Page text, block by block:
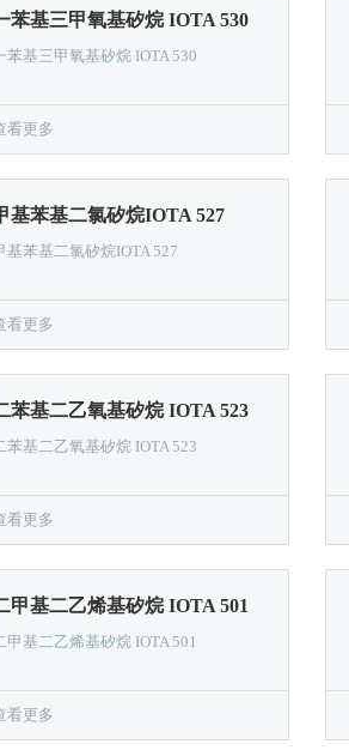
苯基三甲氧基矽烷 IOTA 530
苯基三甲氧基矽烷 IOTA 530
看更多
基苯基二氯矽烷IOTA 527
基苯基二氯矽烷IOTA 527
看更多
苯基二乙氧基矽烷 IOTA 523
苯基二乙氧基矽烷 IOTA 523
看更多
甲基二乙烯基矽烷 IOTA 501​
甲基二乙烯基矽烷 IOTA 501​
看更多